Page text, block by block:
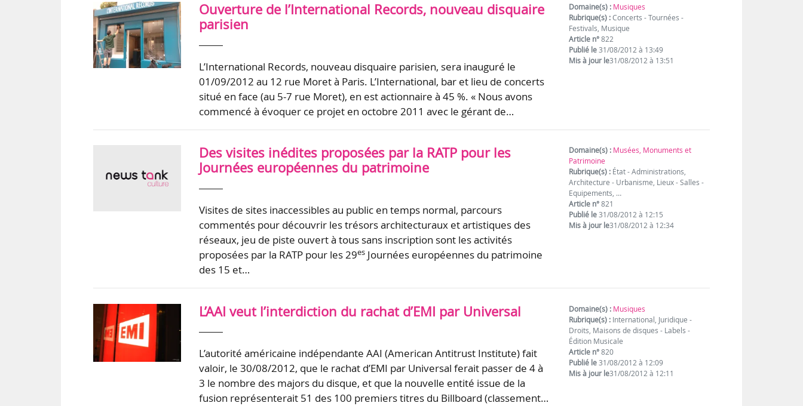
Ouverture de l’International Records, nouveau disquaire
parisien
L’International Records, nouveau disquaire parisien, sera inauguré le
01/09/2012 au 12 rue Moret à Paris. L’International, bar et lieu de concerts
situé en face (au 5-7 rue Moret), en est actionnaire à 45 %. « Nous avons
commencé à évoquer ce projet en octobre 2011 avec le gérant de…
Domaine(s) : Musiques
Rubrique(s) :Concerts - Tournées -
Festivals, Musique
Article n°822
Publié le31/08/2012 à 13:49
Mis à jour le31/08/2012 à 13:51
Des visites inédites proposées par la RATP pour les
Journées européennes du patrimoine
Visites de sites inaccessibles au public en temps normal, parcours
commentés pour découvrir les trésors architecturaux et artistiques des
réseaux, jeu de piste ouvert à tous sans inscription sont les activités
proposées par la RATP pour les 29es Journées européennes du patrimoine
des 15 et…
Domaine(s) : Musées, Monuments et
Patrimoine
Rubrique(s) : État - Administrations,
Architecture - Urbanisme, Lieux - Salles -
Equipements, …
Article n°821
Publié le31/08/2012 à 12:15
Mis à jour le31/08/2012 à 12:34
L’AAI veut l’interdiction du rachat d’EMI par Universal
L’autorité américaine indépendante AAI (American Antitrust Institute) fait
valoir, le 30/08/2012, que le rachat d’EMI par Universal ferait passer de 4 à
3 le nombre des majors du disque, et que la nouvelle entité issue de la
fusion représenterait 51 des 100 premiers titres du Billboard (classement…
Domaine(s) : Musiques
Rubrique(s) : International, Juridique -
Droits, Maisons de disques - Labels -
Édition Musicale
Article n°820
Publié le31/08/2012 à 12:09
Mis à jour le31/08/2012 à 12:11